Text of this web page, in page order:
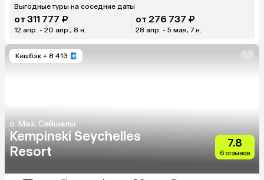
Выгодные туры на соседние даты
от 311 777 ₽
12 апр. - 20 апр., 8 н.
от 276 737 ₽
28 апр. - 5 мая, 7 н.
Кешбэк + 8 413
о. Маэ, Сейшелы
Kempinski Seychelles
Resort
7.8
6 отзывов